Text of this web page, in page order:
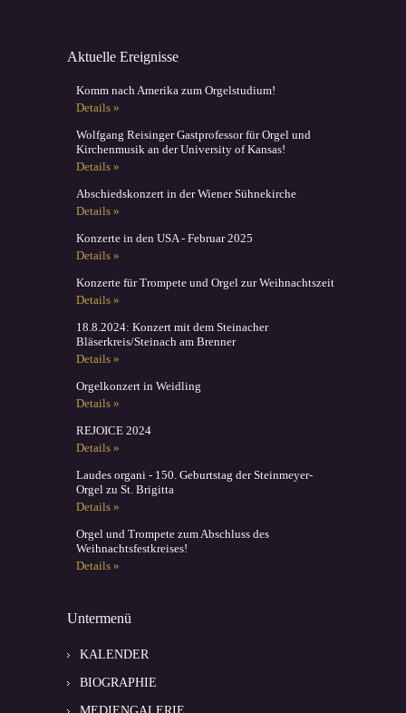
Aktuelle Ereignisse
Komm nach Amerika zum Orgelstudium!
Details »
Wolfgang Reisinger Gastprofessor für Orgel und
Kirchenmusik an der University of Kansas!
Details »
Abschiedskonzert in der Wiener Sühnekirche
Details »
Konzerte in den USA - Februar 2025
Details »
Konzerte für Trompete und Orgel zur Weihnachtszeit
Details »
18.8.2024: Konzert mit dem Steinacher
Bläserkreis/Steinach am Brenner
Details »
Orgelkonzert in Weidling
Details »
REJOICE 2024
Details »
Laudes organi - 150. Geburtstag der Steinmeyer-
Orgel zu St. Brigitta
Details »
Orgel und Trompete zum Abschluss des
Weihnachtsfestkreises!
Details »
Untermenü
KALENDER
BIOGRAPHIE